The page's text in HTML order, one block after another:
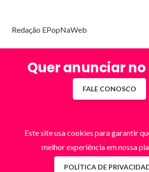
Redação EPopNaWeb
Quer anunciar no
FALE CONOSCO
Este site usa cookies para garantir
melhor experiência em nossa
POLÍTICA DE